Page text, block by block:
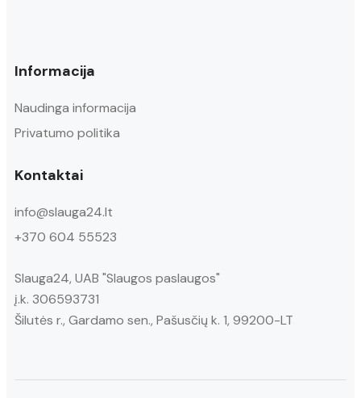
Informacija
Naudinga informacija
Privatumo politika
Kontaktai
info@slauga24.lt
+370 604 55523
Slauga24, UAB "Slaugos paslaugos"
į.k. 306593731
Šilutės r., Gardamo sen., Pašusčių k. 1, 99200-LT